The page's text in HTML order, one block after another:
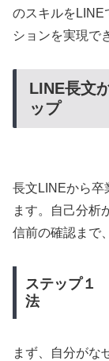
のスキルをLINE
ションを実現で
LINE長文
ップ
長文LINEから卒
ます。自己分析
信前の確認まで
ステップ１
法
まず、自分がな